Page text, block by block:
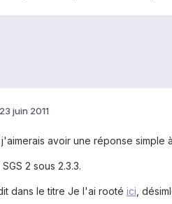
23 juin 2011
avoir une réponse simple
2 sous 2.3.3.
dans le titre Je l'ai rooté ici ,